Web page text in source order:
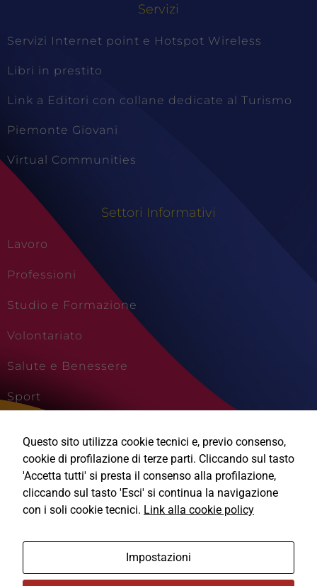
Servizi
Servizi Internet point e Hotspot Wireless
Libri in prestito
Link a Editori con collane dedicate al Turismo
Piemonte Giovani
Virtual Communities
Settori Informativi
Lavoro
Professioni
Studio e Formazione
Volontariato
Salute e Benessere
Sport
Viaggi e Vacanze
Ⓒ2026, Technical Design s.r.l.
Informativa Privacy
Questo sito utilizza cookie tecnici e, previo consenso,
cookie di profilazione di terze parti. Cliccando sul tasto
'Accetta tutti' si presta il consenso alla profilazione,
cliccando sul tasto 'Esci' si continua la navigazione
con i soli cookie tecnici. Link alla cookie policy
Impostazioni